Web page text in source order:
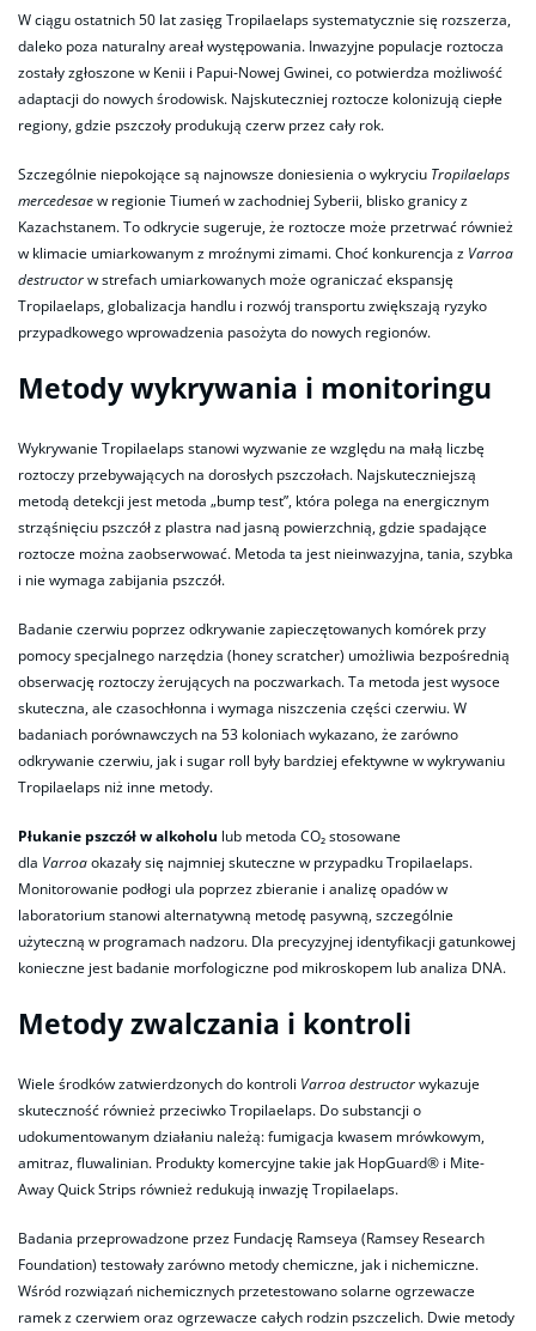
W ciągu ostatnich 50 lat zasięg Tropilaelaps systematycznie się rozszerza,
daleko poza naturalny areał występowania. Inwazyjne populacje roztocza
zostały zgłoszone w Kenii i Papui-Nowej Gwinei, co potwierdza możliwość
adaptacji do nowych środowisk. Najskuteczniej roztocze kolonizują ciepłe
regiony, gdzie pszczoły produkują czerw przez cały rok.
Szczególnie niepokojące są najnowsze doniesienia o wykryciu Tropilaelaps
mercedesaew regionie Tiumeń w zachodniej Syberii, blisko granicy z
Kazachstanem. To odkrycie sugeruje, że roztocze może przetrwać również
w klimacie umiarkowanym z mroźnymi zimami. Choć konkurencja z Varroa
destructorw strefach umiarkowanych może ograniczać ekspansję
Tropilaelaps, globalizacja handlu i rozwój transportu zwiększają ryzyko
przypadkowego wprowadzenia pasożyta do nowych regionów.
Metody wykrywania i monitoringu
Wykrywanie Tropilaelaps stanowi wyzwanie ze względu na małą liczbę
roztoczy przebywających na dorosłych pszczołach. Najskuteczniejszą
metodą detekcji jest metoda „bump test”, która polega na energicznym
strząśnięciu pszczół z plastra nad jasną powierzchnią, gdzie spadające
roztocze można zaobserwować. Metoda ta jest nieinwazyjna, tania, szybka
i nie wymaga zabijania pszczół.​
Badanie czerwiu poprzez odkrywanie zapieczętowanych komórek przy
pomocy specjalnego narzędzia (honey scratcher) umożliwia bezpośrednią
obserwację roztoczy żerujących na poczwarkach. Ta metoda jest wysoce
skuteczna, ale czasochłonna i wymaga niszczenia części czerwiu. W
badaniach porównawczych na 53 koloniach wykazano, że zarówno
odkrywanie czerwiu, jak i sugar roll były bardziej efektywne w wykrywaniu
Tropilaelaps niż inne metody.
Płukanie pszczół w alkoholu lub metoda CO₂ stosowane
dla Varroaokazały się najmniej skuteczne w przypadku Tropilaelaps.
Monitorowanie podłogi ula poprzez zbieranie i analizę opadów w
laboratorium stanowi alternatywną metodę pasywną, szczególnie
użyteczną w programach nadzoru. Dla precyzyjnej identyfikacji gatunkowej
konieczne jest badanie morfologiczne pod mikroskopem lub analiza DNA.
Metody zwalczania i kontroli
Wiele środków zatwierdzonych do kontroli Varroa destructorwykazuje
skuteczność również przeciwko Tropilaelaps. Do substancji o
udokumentowanym działaniu należą: fumigacja kwasem mrówkowym,
amitraz, fluwalinian. Produkty komercyjne takie jak HopGuard® i Mite-
Away Quick Strips również redukują inwazję Tropilaelaps.
Badania przeprowadzone przez Fundację Ramseya (Ramsey Research
Foundation) testowały zarówno metody chemiczne, jak i nichemiczne.
Wśród rozwiązań nichemicznych przetestowano solarne ogrzewacze
ramek z czerwiem oraz ogrzewacze całych rodzin pszczelich. Dwie metody